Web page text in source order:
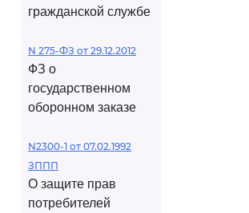
гражданской службе
N 275-ФЗ от 29.12.2012
ФЗ о
государственном
оборонном заказе
N2300-1 от 07.02.1992
ЗППП
О защите прав
потребителей